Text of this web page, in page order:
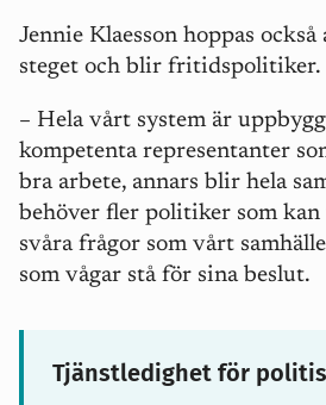
Jennie Klaesson hoppas
steget och blir fritidspolitiker.
– Hela vårt system är
kompetenta representanter
bra arbete, annars blir hela
behöver fler politiker som kan
svåra frågor som vårt
som vågar stå för sina beslut.
Tjänstledighet för